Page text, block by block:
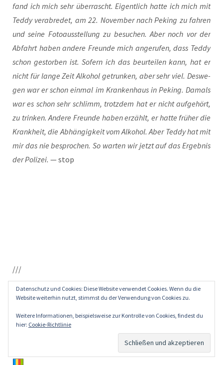
fand ich mich sehr über­rascht. Eigent­lich hat­te ich mich mit
Ted­dy ver­ab­re­det, am 22. Novem­ber nach Peking zu fah­ren
und sei­ne Foto­aus­stel­lung zu besu­chen. Aber noch vor der
Abfahrt haben ande­re Freun­de mich ange­ru­fen, dass Ted­dy
schon gestor­ben ist. Sofern ich das beur­tei­len kann, hat er
nicht für lan­ge Zeit Alko­hol getrun­ken, aber sehr viel. Des­we­
gen war er schon ein­mal im Kran­ken­haus in Peking. Damals
war es schon sehr schlimm, trotz­dem hat er nicht auf­ge­hört,
zu trin­ken. Ande­re Freun­de haben erzählt, er hat­te frü­her die
Krank­heit, die Abhän­gig­keit vom Alko­hol. Aber Ted­dy hat mit
mir das nie bespro­chen. So war­ten wir jetzt auf das Ergeb­nis
der Poli­zei. — stop
///
indulin
Datenschutz und Cookies: Diese Website verwendet Cookies. Wenn du die
Website weiterhin nutzt, stimmst du der Verwendung von Cookies zu.
Weitere Informationen, beispielsweise zur Kontrolle von Cookies, findest du
hier: Cookie-Richtlinie